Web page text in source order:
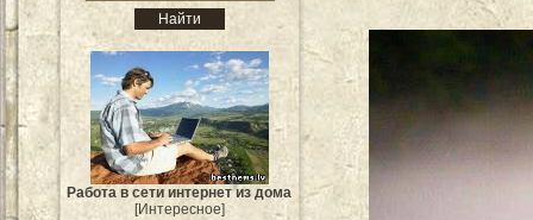
Работа в сети интернет из дома
[Интересное]